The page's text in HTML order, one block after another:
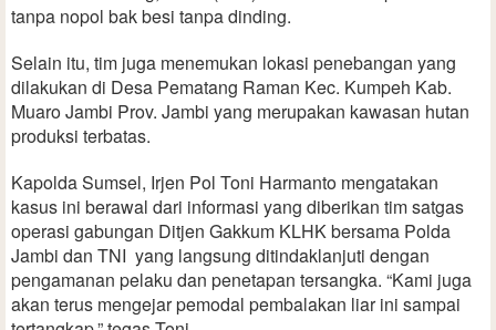
tanpa nopol bak besi tanpa dinding.
Selain itu, tim juga menemukan lokasi penebangan yang
dilakukan di Desa Pematang Raman Kec. Kumpeh Kab.
Muaro Jambi Prov. Jambi yang merupakan kawasan hutan
produksi terbatas.
Kapolda Sumsel, Irjen Pol Toni Harmanto mengatakan
kasus ini berawal dari informasi yang diberikan tim satgas
operasi gabungan Ditjen Gakkum KLHK bersama Polda
Jambi dan TNI yang langsung ditindaklanjuti dengan
pengamanan pelaku dan penetapan tersangka. “Kami juga
akan terus mengejar pemodal pembalakan liar ini sampai